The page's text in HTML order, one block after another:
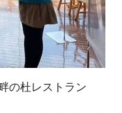
の杜レストラン